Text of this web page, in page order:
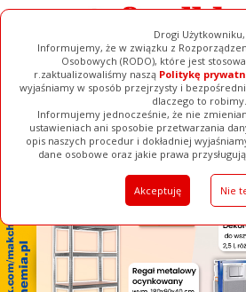
Drogi Użytkowniku,
Informujemy, że w związku z
Osobowych (RODO), które jest
r.zaktualizowaliśmy naszą Politykę
wyjaśniamy w sposób przejrzysty i
dlaczego to robimy.
Informujemy jednocześnie, że nie
ustawieniach ani sposobie przetwarzania
opis naszych procedur i dokładniej
dane osobowe oraz jakie prawa
Akceptuję Nie
[ ZAMKNIJ ]
Ogłoszenia Filmy Galerie